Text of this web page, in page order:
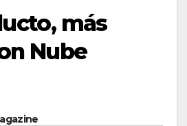
más
Nube